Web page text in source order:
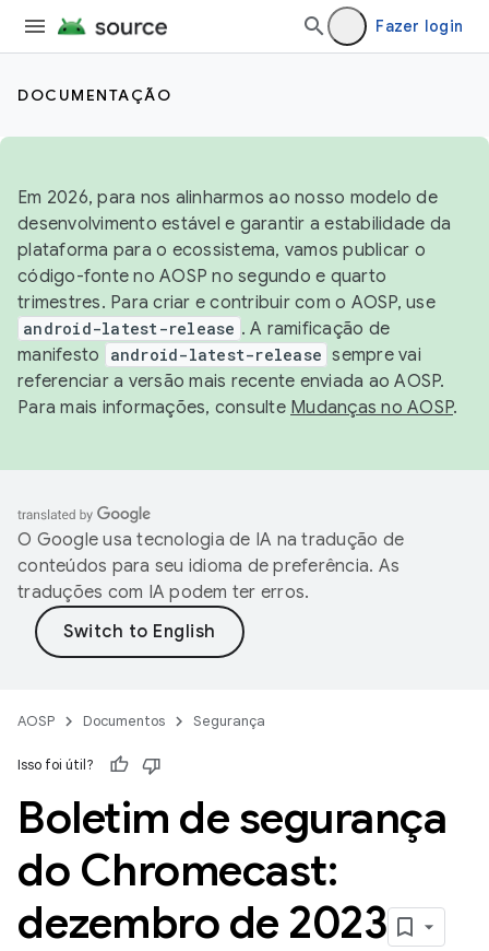
Fazer login
DOCUMENTAÇÃO
Em 2026, para nos alinharmos ao nosso modelo de
desenvolvimento estável e garantir a estabilidade da
plataforma para o ecossistema, vamos publicar o
código-fonte no AOSP no segundo e quarto
trimestres. Para criar e contribuir com o AOSP, use
android-latest-release . A ramificação de
manifesto
android-latest-release sempre vai
referenciar a versão mais recente enviada ao AOSP.
Para mais informações, consulte Mudanças no AOSP.
O Google usa tecnologia de IA na tradução de
conteúdos para seu idioma de preferência. As
traduções com IA podem ter erros.
AOSP Documentos Segurança
Isso foi útil?
Boletim de segurança
do Chromecast:
dezembro de 2023